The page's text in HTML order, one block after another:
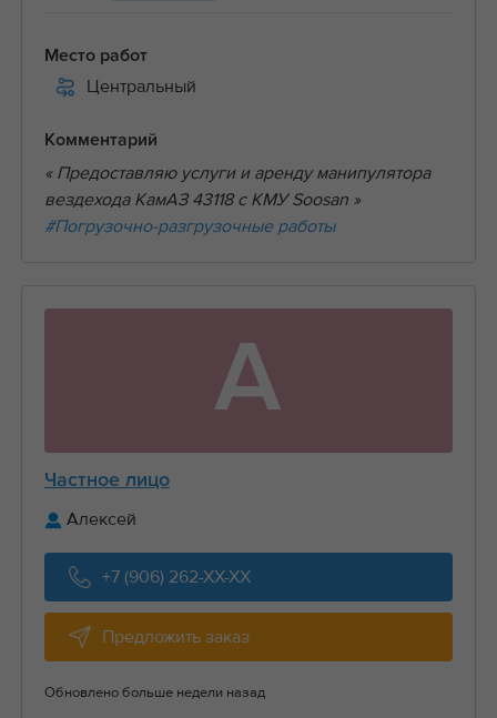
Место работ
Центральный
Комментарий
« Предоставляю услуги и аренду манипулятора
вездехода КамАЗ 43118 с КМУ Soosan »
#Погрузочно-разгрузочные работы
А
Частное лицо
Алексей
+7 (906) 262-XX-XX
Предложить заказ
Обновлено больше недели назад